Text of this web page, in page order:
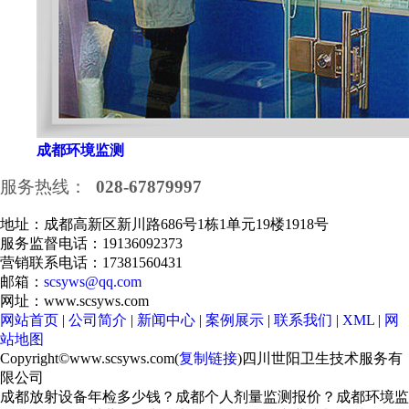
成都环境监测
服务热线： 028-67879997
地址：成都高新区新川路686号1栋1单元19楼1918号
服务监督电话：19136092373
营销联系电话：17381560431
邮箱： scsyws@qq.com
网址：www.scsyws.com
网站首页 | 公司简介 | 新闻中心 | 案例展示 | 联系我们 | XML | 网
站地图
Copyright©www.scsyws.com(复制链接)四川世阳卫生技术服务有
限公司
成都放射设备年检多少钱？成都个人剂量监测报价？成都环境监